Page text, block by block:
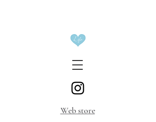
​Web store